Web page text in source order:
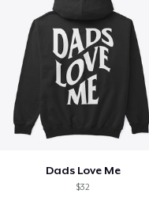
Dads Love Me
$32